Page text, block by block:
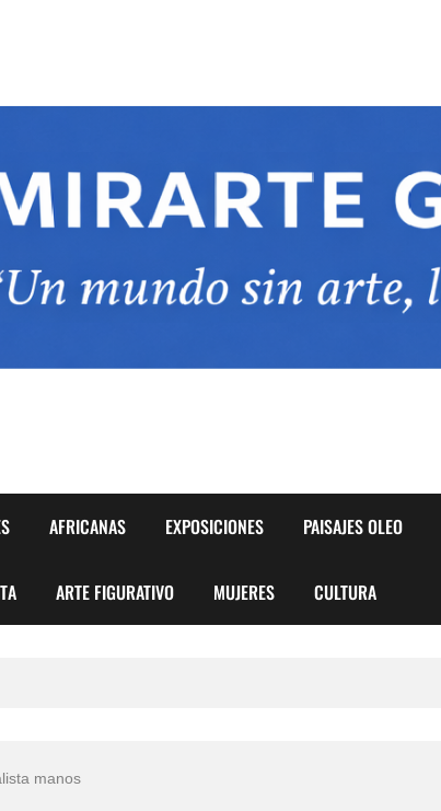
AFRICANAS EXPOSICIONES PAISAJES OLEO
ARTE FIGURATIVO MUJERES CULTURA
manos